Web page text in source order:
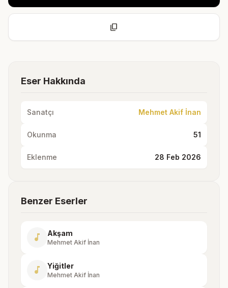
content_copy
Eser Hakkında
Sanatçı Mehmet Akif İnan
Okunma 51
Eklenme 28 Feb 2026
Benzer Eserler
music_note Akşam
Mehmet Akif İnan
music_note Yiğitler
Mehmet Akif İnan